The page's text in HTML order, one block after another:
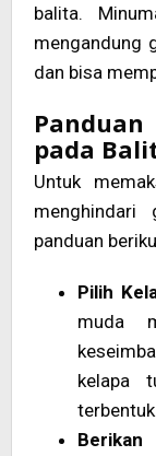
balita.
mengandung
dan bisa
pada
Untuk
menghindari
panduan
Pilih
muda
kelapa
terbentuk.